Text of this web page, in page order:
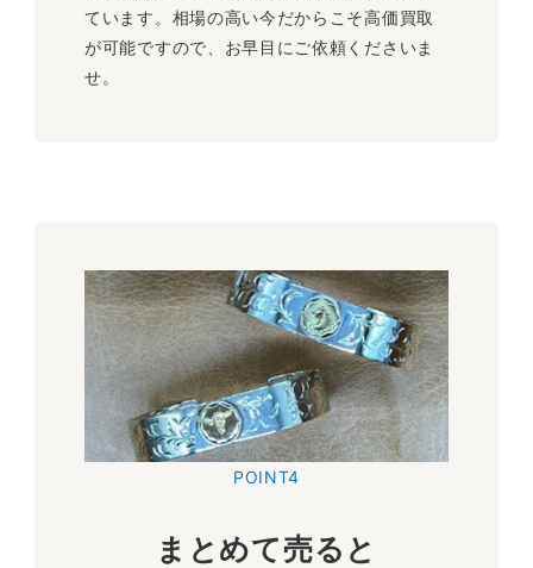
ています。相場の高い今だからこそ高価買取
が可能ですので、お早目にご依頼くださいま
せ。
POINT4
まとめて売ると